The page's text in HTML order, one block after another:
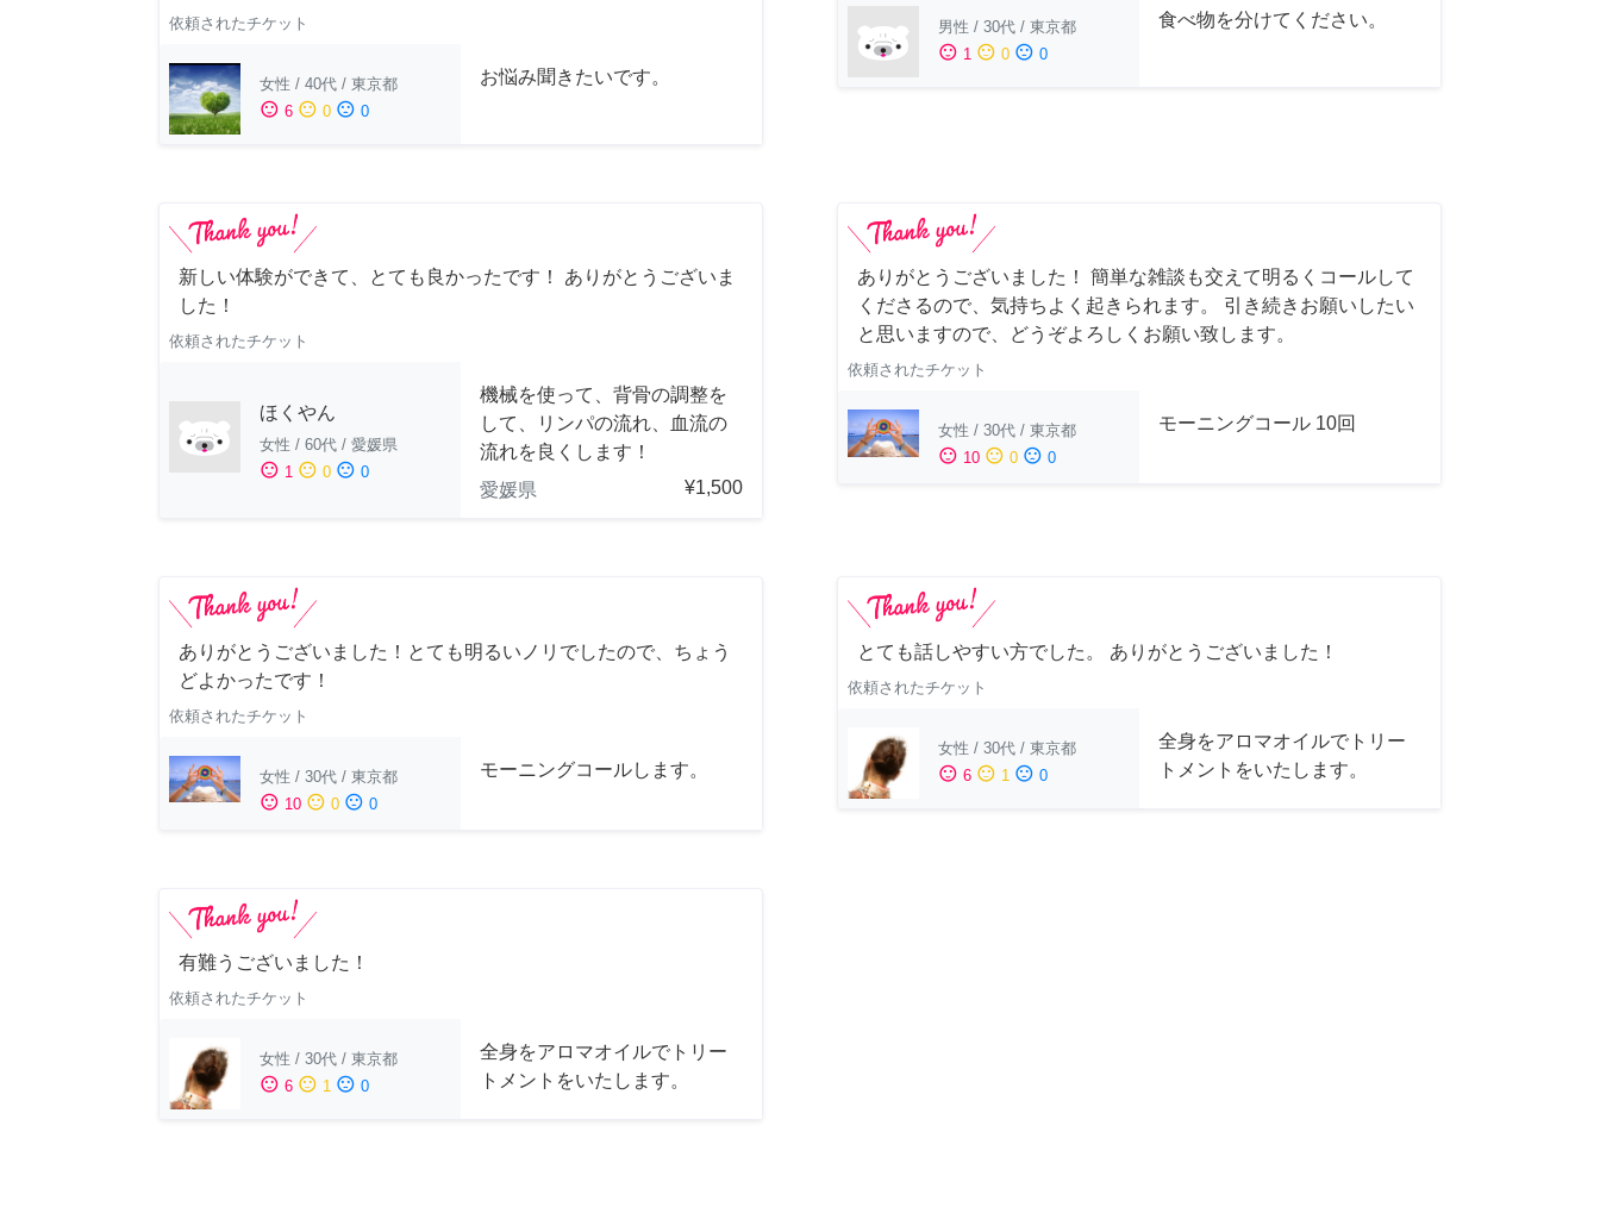
依頼されたチケット
女性 / 40代 / 東京都
sentiment_satisfied 6 sentiment_neutral 0 sentiment_dissatisfied 0
お悩み聞きたいです。
男性 / 30代 / 東京都
sentiment_satisfied 1 sentiment_neutral 0 sentiment_dissatisfied 0
食べ物を分けてください。
新しい体験ができて、とても良かったです！ ありがとうございま
した！
依頼されたチケット
ほくやん
女性 / 60代 / 愛媛県
sentiment_satisfied 1 sentiment_neutral 0 sentiment_dissatisfied 0
機械を使って、背骨の調整を
して、リンパの流れ、血流の
流れを良くします！
愛媛県
¥1,500
ありがとうございました！ 簡単な雑談も交えて明るくコールして
くださるので、気持ちよく起きられます。 引き続きお願いしたい
と思いますので、どうぞよろしくお願い致します。
依頼されたチケット
女性 / 30代 / 東京都
sentiment_satisfied 10 sentiment_neutral 0 sentiment_dissatisfied 0
モーニングコール 10回
ありがとうございました！とても明るいノリでしたので、ちょう
どよかったです！
依頼されたチケット
女性 / 30代 / 東京都
sentiment_satisfied 10 sentiment_neutral 0 sentiment_dissatisfied 0
モーニングコールします。
とても話しやすい方でした。 ありがとうございました！
依頼されたチケット
女性 / 30代 / 東京都
sentiment_satisfied 6 sentiment_neutral 1 sentiment_dissatisfied 0
全身をアロマオイルでトリー
トメントをいたします。
有難うございました！
依頼されたチケット
女性 / 30代 / 東京都
sentiment_satisfied 6 sentiment_neutral 1 sentiment_dissatisfied 0
全身をアロマオイルでトリー
トメントをいたします。